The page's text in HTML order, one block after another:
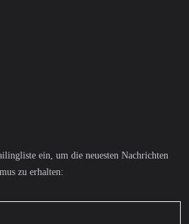
ein, um die neuesten Nachrichten
zu erhalten: